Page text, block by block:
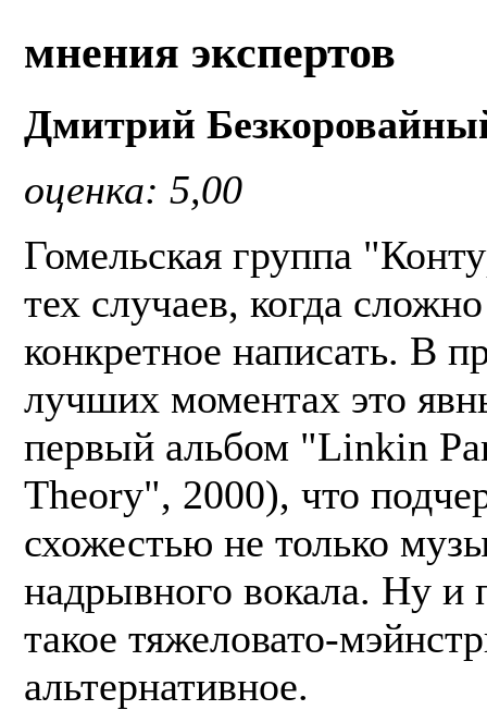
мнения экспертов
Дмитрий
оценка: 5,00
Гомельская группа
тех случаев, когда
конкретное написать. В
лучших моментах это
первый альбом "Linkin
Theory", 2000), что
схожестью не только
надрывного вокала. Ну и
такое тяжеловато-
альтернативное.